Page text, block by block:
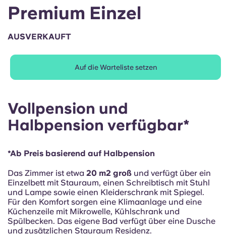
Español
Deutsch
French
Portuguese
Premium Einzel
AUSVERKAUFT
Auf die Warteliste setzen
Vollpension und
Halbpension verfügbar*
*Ab Preis basierend auf Halbpension
Das Zimmer ist etwa 20 m2 groß und verfügt über ein
Einzelbett mit Stauraum, einen Schreibtisch mit Stuhl
und Lampe sowie einen Kleiderschrank mit Spiegel.
Für den Komfort sorgen eine Klimaanlage und eine
Küchenzeile mit Mikrowelle, Kühlschrank und
Spülbecken. Das eigene Bad verfügt über eine Dusche
und zusätzlichen Stauraum Residenz.